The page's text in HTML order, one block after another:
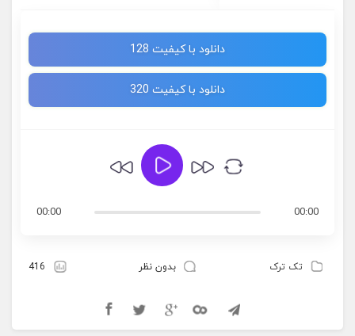
دانلود با کیفیت 128
دانلود با کیفیت 320
00:00
00:00
تک ترک بدون نظر 416